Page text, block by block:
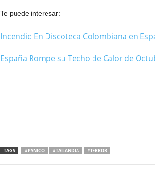
Te puede interesar;
Incendio En Discoteca Colombiana en
España Rompe su Techo de Calor de
TAGS #PANICO #TAILANDIA #TERROR